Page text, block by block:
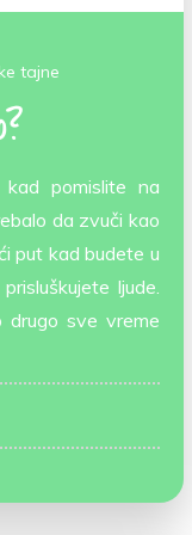
tajne
pomislite na
da zvuči kao
put kad budete u
ljude.
drugo sve vreme